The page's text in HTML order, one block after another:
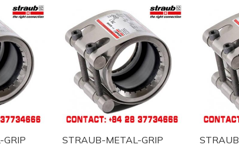
STRAUB-METAL-GRIP
STRAUB-METAL-GRIP